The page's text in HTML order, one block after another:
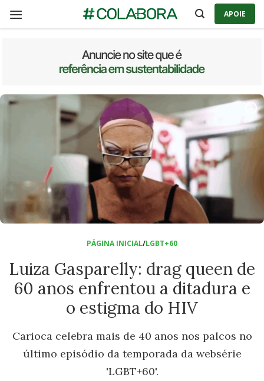
APOIE
PÁGINA INICIAL/LGBT+60
Luiza Gasparelly: drag queen de
60 anos enfrentou a ditadura e
o estigma do HIV
Carioca celebra mais de 40 anos nos palcos no
último episódio da temporada da websérie
'LGBT+60'.